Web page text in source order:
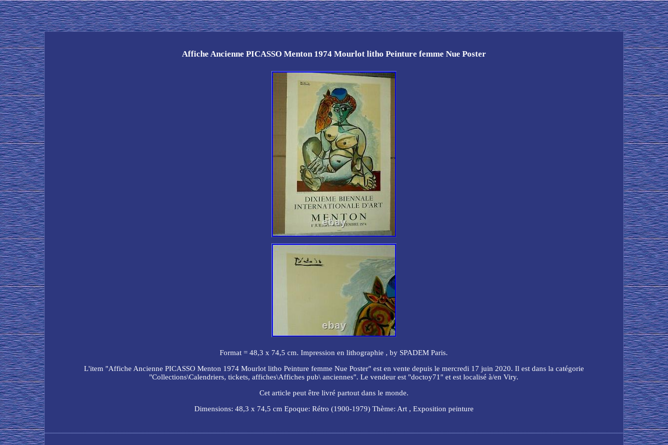
Affiche Ancienne PICASSO Menton 1974 Mourlot litho Peinture femme Nue Poster
Format = 48,3 x 74,5 cm. Impression en lithographie , by SPADEM Paris.
L'item "Affiche Ancienne PICASSO Menton 1974 Mourlot litho Peinture femme Nue Poster" est en vente depuis le mercredi 17 juin 2020. Il est dans la catégorie
"Collections\Calendriers, tickets, affiches\Affiches pub\ anciennes". Le vendeur est "doctoy71" et est localisé à/en Viry.
Cet article peut être livré partout dans le monde.
Dimensions: 48,3 x 74,5 cm Epoque: Rétro (1900-1979) Thème: Art , Exposition peinture